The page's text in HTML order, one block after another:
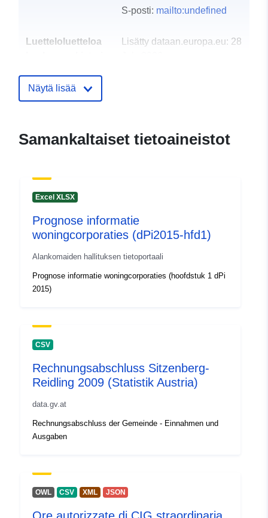
S-posti: mailto:undefined
Luetteloluetteloa
Lisätty dataan.europa.eu: 28
woningcorporaties-dpi2020-hfd1
jaksottaisuus:
Näytä lisää
Samankaltaiset tietoaineistot
Excel XLSX
Prognose informatie
woningcorporaties (dPi2015-hfd1)
Alankomaiden hallituksen tietoportaali
Prognose informatie woningcorporaties (hoofdstuk 1 dPi
2015)
CSV
Rechnungsabschluss Sitzenberg-
Reidling 2009 (Statistik Austria)
data.gv.at
Rechnungsabschluss der Gemeinde - Einnahmen und
Ausgaben
OWL CSV XML JSON